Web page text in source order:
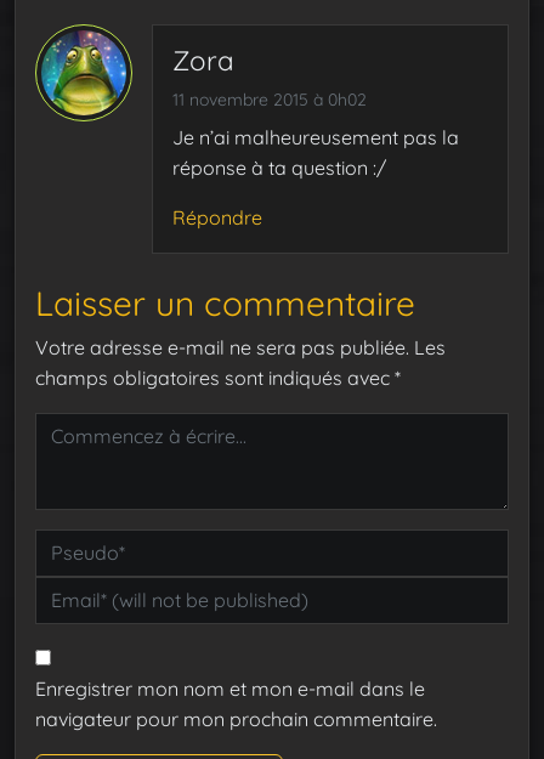
Zora
11 novembre 2015 à 0h02
Je n’ai malheureusement pas la
réponse à ta question :/
Répondre
Laisser un commentaire
Votre adresse e-mail ne sera pas publiée. Les
champs obligatoires sont indiqués avec *
Enregistrer mon nom et mon e-mail dans le
navigateur pour mon prochain commentaire.